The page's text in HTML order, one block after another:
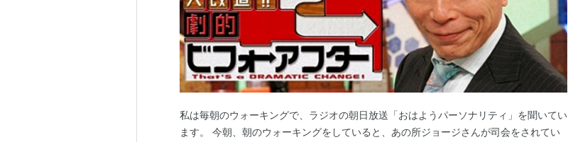
私は毎朝のウォーキングで、ラジオの朝日放送「おはようパーソナリティ」を聞いてい
ます。 今朝、朝のウォーキングをしていると、あの所ジョージさんが司会をされてい